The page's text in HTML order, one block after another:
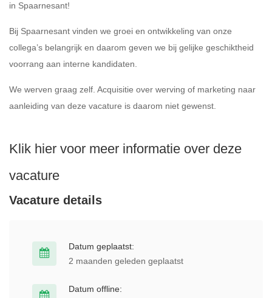
in Spaarnesant!
Bij Spaarnesant vinden we groei en ontwikkeling van onze
collega’s belangrijk en daarom geven we bij gelijke geschiktheid
voorrang aan interne kandidaten.
We werven graag zelf. Acquisitie over werving of marketing naar
aanleiding van deze vacature is daarom niet gewenst.
Klik hier voor meer informatie over deze
vacature
Vacature details
Datum geplaatst:
2 maanden geleden geplaatst
Datum offline: